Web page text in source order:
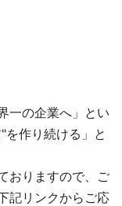
一の企業へ」とい
を作り続ける」と
おりますので、ご
記リンクからご応